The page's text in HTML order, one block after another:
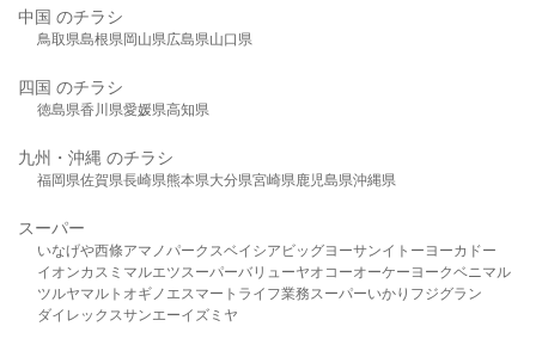
中国 のチラシ
鳥取県島根県岡山県広島県山口県
四国 のチラシ
徳島県香川県愛媛県高知県
九州・沖縄 のチラシ
福岡県佐賀県長崎県熊本県大分県宮崎県鹿児島県沖縄県
スーパー
いなげや西條アマノパークスベイシア ビッグヨーサンイトーヨーカドー
イオンカスミ マルエツスーパーバリューヤオコーオーケー ヨークベニマル
ツルヤマルト オギノ エスマート ライフ業務スーパーいかり フジグラン
ダイレックスサンエーイズミヤ